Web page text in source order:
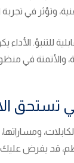
وتؤثر في
للتنبؤ.
والأتمتة في
تستحق
قد يفرض